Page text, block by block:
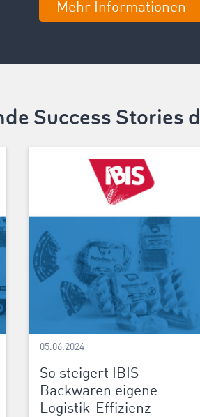
Mehr Informationen
Success Stories
05.06.2024
So steigert IBIS
Backwaren eigene
Logistik-Effizienz